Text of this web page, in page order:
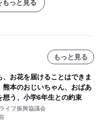
もっと見る
もっと見る
、お花を届けることはできま
熊本のおじいちゃん、おばあ
想う、小学6年生との約束
イフ振興協議会